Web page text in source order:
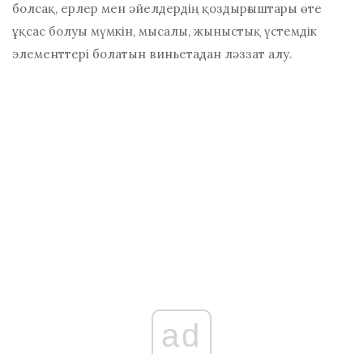
болсақ, ерлер мен әйелдердің қоздырғыштары өте
ұқсас болуы мүмкін, мысалы, жыныстық үстемдік
элементтері болатын виньетадан ләззат алу.
ad